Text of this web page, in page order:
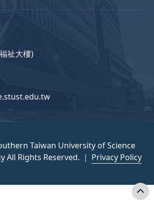
祉大樓)
Taiwan University of Science
All Rights Reserved. ｜ Privacy Policy